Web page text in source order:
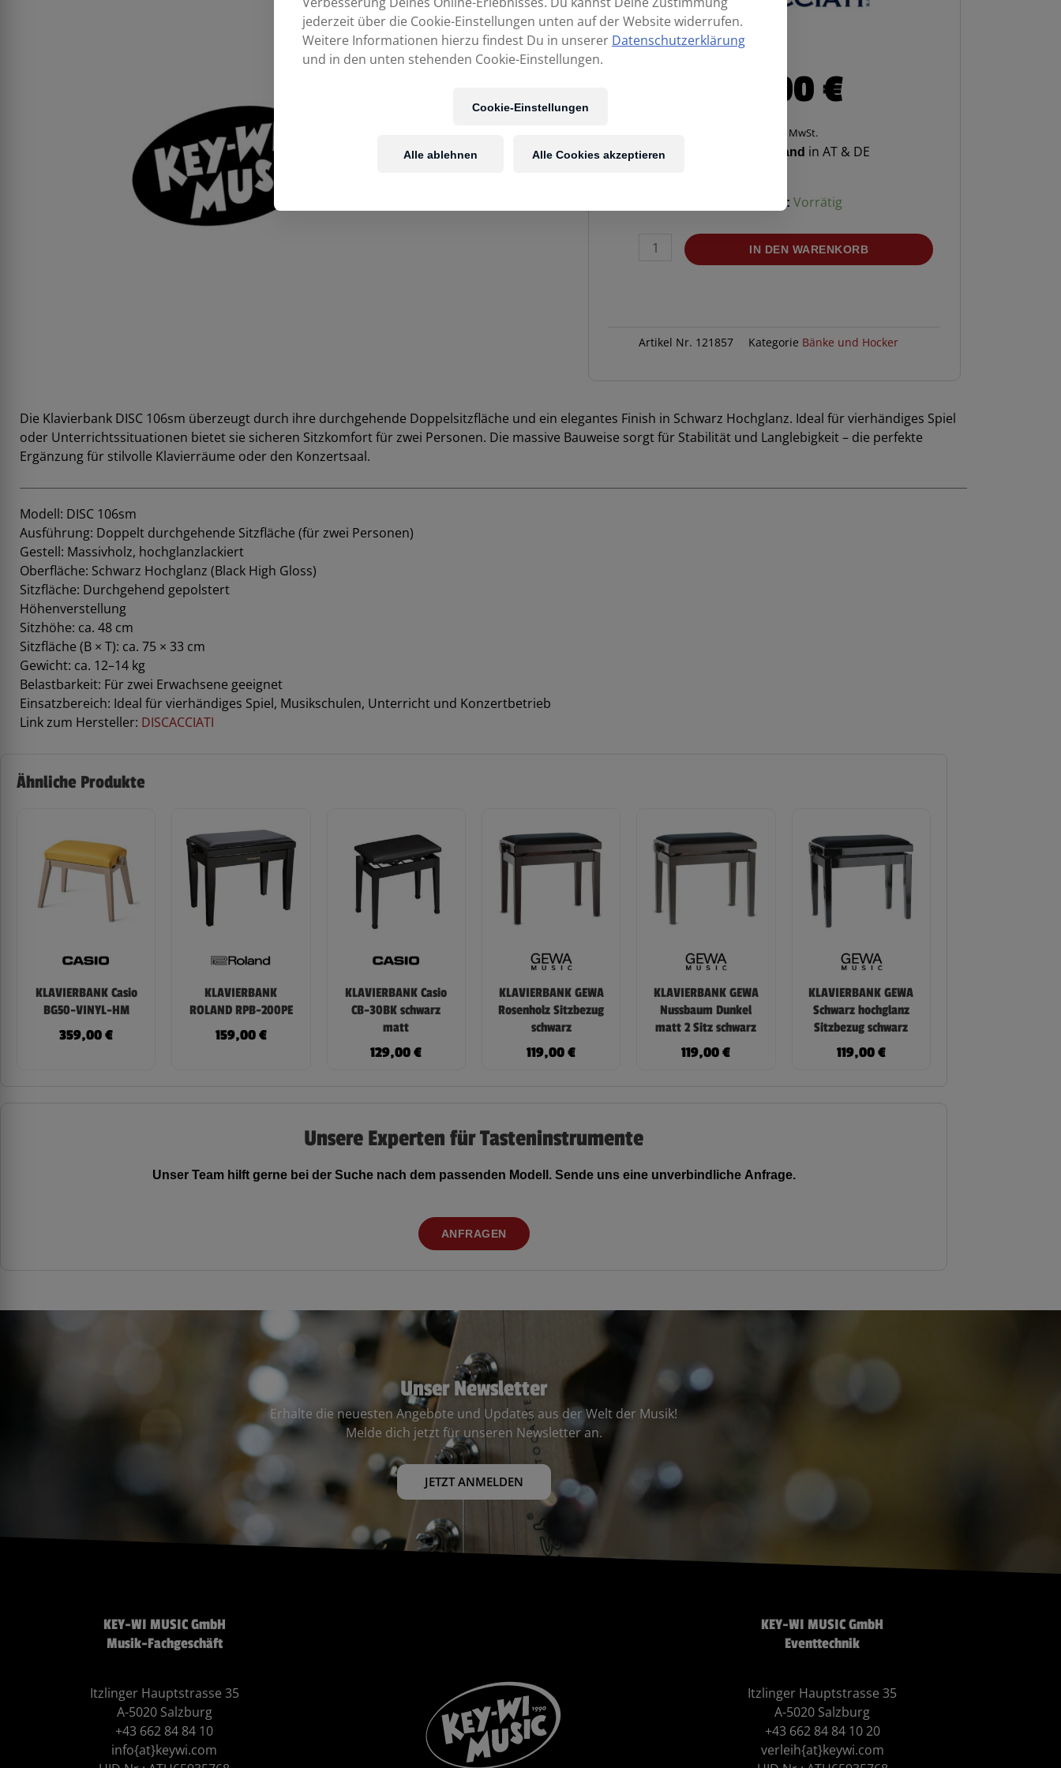
339,00€
Enthält 20% MwSt.
Kostenloser Versand in AT & DE
Verfügbarkeit: Vorrätig
KLAVIERBANK
schwarz
IN DEN WARENKORB
Artikel Nr. 121857 Kategorie Bänke und Hocker
Die Klavierbank DISC 106sm überzeugt durch ihre durchgehende Doppelsitzfläche und ein elegantes Finish in Schwarz Hochglanz. Ideal für vierhändiges Spiel
oder Unterrichtssituationen bietet sie sicheren Sitzkomfort für zwei Personen. Die massive Bauweise sorgt für Stabilität und Langlebigkeit – die perfekte
Ergänzung für stilvolle Klavierräume oder den Konzertsaal.
Modell: DISC 106sm
Ausführung: Doppelt durchgehende Sitzfläche (für zwei Personen)
Gestell: Massivholz, hochglanzlackiert
Oberfläche: Schwarz Hochglanz (Black High Gloss)
Sitzfläche: Durchgehend gepolstert
Höhenverstellung
Sitzhöhe: ca. 48 cm
Sitzfläche (B × T): ca. 75 × 33 cm
Gewicht: ca. 12–14 kg
Belastbarkeit: Für zwei Erwachsene geeignet
Einsatzbereich: Ideal für vierhändiges Spiel, Musikschulen, Unterricht und Konzertbetrieb
Link zum Hersteller: DISCACCIATI
Ähnliche Produkte
KLAVIERBANK Casio
BG50-VINYL-HM
359,00€
KLAVIERBANK
ROLAND RPB-200PE
159,00€
KLAVIERBANK Casio
CB-30BK schwarz
matt
129,00€
KLAVIERBANK GEWA
Rosenholz Sitzbezug
schwarz
119,00€
KLAVIERBANK GEWA
Nussbaum Dunkel
matt 2 Sitz schwarz
119,00€
KLAVIERBANK GEWA
Schwarz hochglanz
Sitzbezug schwarz
119,00€
Unsere Experten für Tasteninstrumente
Unser Team hilft gerne bei der Suche nach dem passenden Modell. Sende uns eine unverbindliche Anfrage.
ANFRAGEN
Unser Newsletter
Erhalte die neuesten Angebote und Updates aus der Welt der Musik!
Melde dich jetzt für unseren Newsletter an.
JETZT ANMELDEN
KEY-WI MUSIC GmbH
Musik-Fachgeschäft
Itzlinger Hauptstrasse 35
A-5020 Salzburg
+43 662 84 84 10
info{at}keywi.com
KEY-WI MUSIC GmbH
Eventtechnik
Itzlinger Hauptstrasse 35
A-5020 Salzburg
+43 662 84 84 10 20
verleih{at}keywi.com
jederzeit über die Cookie-Einstellungen unten auf der Website widerrufen.
Weitere Informationen hierzu findest Du in unserer Datenschutzerklärung
und in den unten stehenden Cookie-Einstellungen.
Cookie-Einstellungen
Alle ablehnen Alle Cookies akzeptieren